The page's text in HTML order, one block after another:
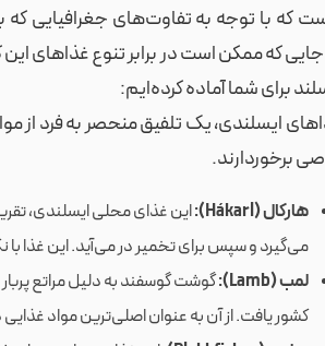
که با توجه به تفاوت‌های جغرافیایی که
که ممکن است در برابر تنوع غذاهای
برای شما آماده کرده‌ایم:
ایسلندی، یک تلفیق منحصر به فرد
برخوردارند.
هارکال (Hákarl):
این غذای محلی ایسلندی،
می‌گیرد و سپس برای تخمیر در می‌آید. این غذا
لمب (Lamb):
گوشت گوسفند به دلیل مراتع
کشور یافت. از آن به عنوان اصلی‌ترین مواد